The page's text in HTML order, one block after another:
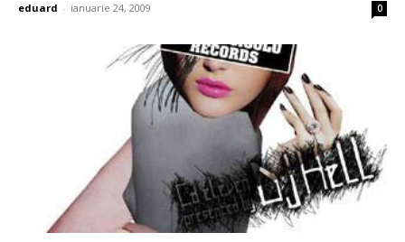
eduard - ianuarie 24, 2009 0